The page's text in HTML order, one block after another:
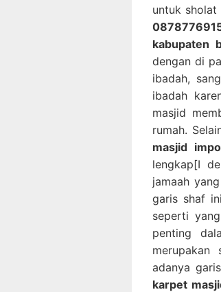
untuk
kabupaten
dengan di
ibadah,
ibadah
masjid
rumah.
masjid
lengkap[I
jamaah
garis shaf
seperti
penting
merupakan
adanya
karpet